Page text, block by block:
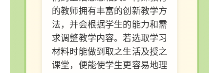
的教师拥有丰富的创新教学方
法，并会根据学生的能力和需
求调整教学内容。若选取学习
材料时能做到取之生活及授之
课堂，便能使学生更容易地理